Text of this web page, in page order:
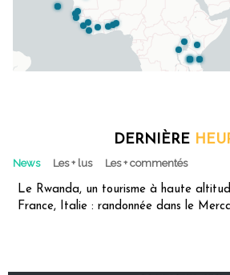
DERNIÈRE
News Les + lus Les + commentés
Le Rwanda, un tourisme à haute
France, Italie : randonnée dans le